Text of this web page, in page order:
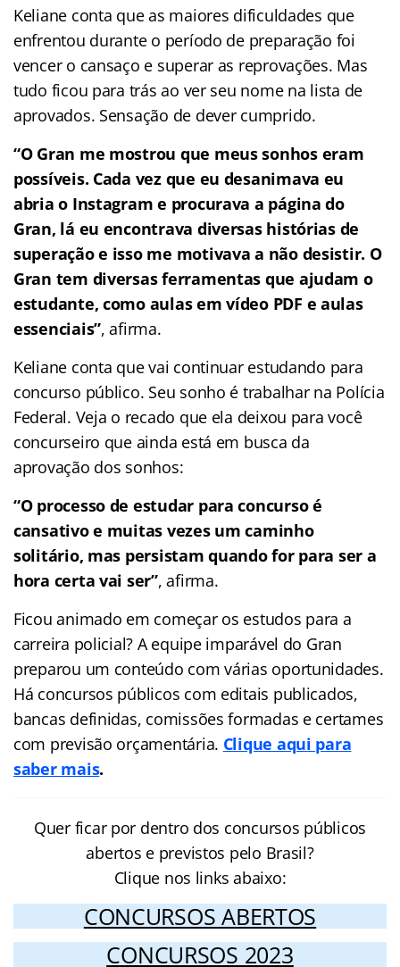
Keliane conta que as maiores dificuldades que
enfrentou durante o período de preparação foi
vencer o cansaço e superar as reprovações. Mas
tudo ficou para trás ao ver seu nome na lista de
aprovados. Sensação de dever cumprido.
“O Gran me mostrou que meus sonhos eram
possíveis. Cada vez que eu desanimava eu
abria o Instagram e procurava a página do
Gran, lá eu encontrava diversas histórias de
superação e isso me motivava a não desistir. O
Gran tem diversas ferramentas que ajudam o
estudante, como aulas em vídeo PDF e aulas
essenciais”, afirma.
Keliane conta que vai continuar estudando para
concurso público. Seu sonho é trabalhar na Polícia
Federal. Veja o recado que ela deixou para você
concurseiro que ainda está em busca da
aprovação dos sonhos:
“O processo de estudar para concurso é
cansativo e muitas vezes um caminho
solitário, mas persistam quando for para ser a
hora certa vai ser”, afirma.
Ficou animado em começar os estudos para a
carreira policial? A equipe imparável do Gran
preparou um conteúdo com várias oportunidades.
Há concursos públicos com editais publicados,
bancas definidas, comissões formadas e certames
com previsão orçamentária. Clique aqui para
saber mais.
Quer ficar por dentro dos concursos públicos
abertos e previstos pelo Brasil?
Clique nos links abaixo:
CONCURSOS ABERTOS
CONCURSOS 2023